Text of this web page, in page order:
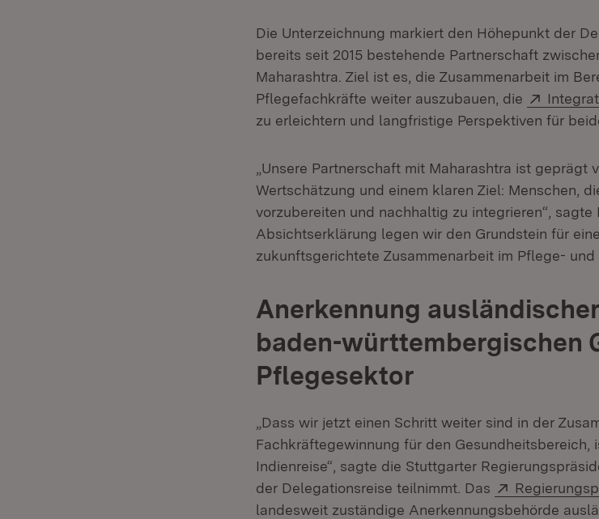
Die Unterzeichnung markiert den Höhepunkt der
bereits seit 2015 bestehende Partnerschaft
Maharashtra. Ziel ist es, die Zusammenarbeit im
Pflegefachkräfte weiter auszubauen, die
Extern:
zu erleichtern und langfristige Perspektiven für
„Unsere Partnerschaft mit Maharashtra ist geprägt
Wertschätzung und einem klaren Ziel: Menschen,
vorzubereiten und nachhaltig zu integrieren“, sagte
Absichtserklärung legen wir den Grundstein für
zukunftsgerichtete Zusammenarbeit im Pflege- und
Anerkennung
baden-württembergischen
Pflegesektor
„Dass wir jetzt einen Schritt weiter sind in der
Fachkräftegewinnung für den Gesundheitsbereich,
Indienreise“, sagte die Stuttgarter
der Delegationsreise teilnimmt. Das
Extern:
landesweit zuständige Anerkennungsbehörde